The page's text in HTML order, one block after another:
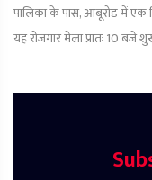
पालिका के पास, आबूरोड में एक
यह रोजगार मेला प्रातः 10 बजे शुरू